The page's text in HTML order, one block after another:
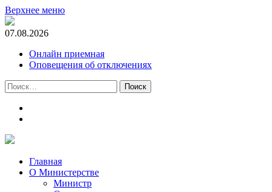
Верхнее меню
07.08.2026
Онлайн приемная
Оповещения об отключениях
Найти:
Главная
О Министерстве
Министр